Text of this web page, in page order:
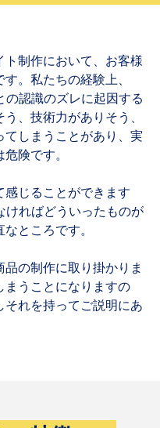
ト制作において、お客様
。私たちの経験上、
の認識のズレに起因する
、技術力がありそう、
てしまうことがあり、実
険です。
感じることができます
ければどういったものが
ところです。
の制作に取り掛かりま
まうことになりますの
それを持ってご説明にあ